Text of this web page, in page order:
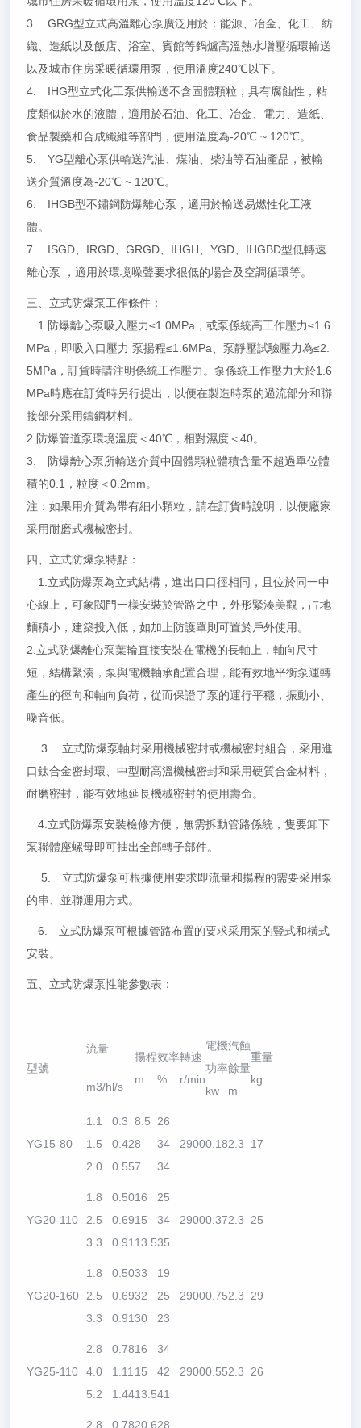
3. GRG型立式高溫離心泵廣泛用於：能源、冶金、化工、紡
織、造紙以及飯店、浴室、賓館等鍋爐高溫熱水增壓循環輸送
以及城市住房采暖循環用泵，使用溫度240℃以下。
4. IHG型立式化工泵供輸送不含固體顆粒，具有腐蝕性，粘
度類似於水的液體，適用於石油、化工、冶金、電力、造紙、
食品製藥和合成纖維等部門，使用溫度為-20℃ ~ 120℃。
5. YG型離心泵供輸送汽油、煤油、柴油等石油產品，被輸
送介質溫度為-20℃ ~ 120℃。
6. IHGB型不鏽鋼防爆離心泵，適用於輸送易燃性化工液
體。
7. ISGD、IRGD、GRGD、IHGH、YGD、IHGBD型低轉速
離心泵 ，適用於環境噪聲要求很低的場合及空調循環等。
三、立式防爆泵工作條件：
1.防爆離心泵吸入壓力≤1.0MPa，或泵係統高工作壓力≤1.6
MPa，即吸入口壓力 泵揚程≤1.6MPa、泵靜壓試驗壓力為≤2.
5MPa，訂貨時請注明係統工作壓力。泵係統工作壓力大於1.6
MPa時應在訂貨時另行提出，以便在製造時泵的過流部分和聯
接部分采用鑄鋼材料。
2.防爆管道泵環境溫度＜40℃，相對濕度＜40。
3. 防爆離心泵所輸送介質中固體顆粒體積含量不超過單位體
積的0.1，粒度＜0.2mm。
注：如果用介質為帶有細小顆粒，請在訂貨時說明，以便廠家
采用耐磨式機械密封。
四、立式防爆泵特點：
1.立式防爆泵為立式結構，進出口口徑相同，且位於同一中
心線上，可象閥門一樣安裝於管路之中，外形緊湊美觀，占地
麵積小，建築投入低，如加上防護罩則可置於戶外使用。
2.立式防爆離心泵葉輪直接安裝在電機的長軸上，軸向尺寸
短，結構緊湊，泵與電機軸承配置合理，能有效地平衡泵運轉
產生的徑向和軸向負荷，從而保證了泵的運行平穩，振動小、
噪音低。
3. 立式防爆泵軸封采用機械密封或機械密封組合，采用進
口鈦合金密封環、中型耐高溫機械密封和采用硬質合金材料，
耐磨密封，能有效地延長機械密封的使用壽命。
4.立式防爆泵安裝檢修方便，無需拆動管路係統，隻要卸下
泵聯體座螺母即可抽出全部轉子部件。
5. 立式防爆泵可根據使用要求即流量和揚程的需要采用泵
的串、並聯運用方式。
6. 立式防爆泵可根據管路布置的要求采用泵的豎式和橫式
安裝。
五、立式防爆泵性能參數表：
型號
流量
揚程
m
效率
%
轉速
r/min
電機
功率
kw
汽蝕
餘量
m
重量
kg
m3/hl/s
YG15-80
1.1
1.5
2.0
0.3
0.42
0.55
8.5
8
7
26
34
34
29000.182.3 17
YG20-110
1.8
2.5
3.3
0.50
0.69
0.91
16
15
13.5
25
34
35
29000.372.3 25
YG20-160
1.8
2.5
3.3
0.50
0.69
0.91
33
32
30
19
25
23
29000.752.3 29
YG25-110
2.8
4.0
5.2
0.78
1.11
1.44
16
15
13.5
34
42
41
29000.552.3 26
2.8 0.7820.628